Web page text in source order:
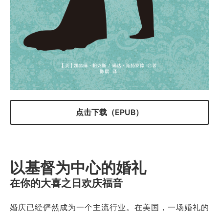
点击下载（EPUB）
以基督为中心的婚礼
在你的大喜之日欢庆福音
婚庆已经俨然成为一个主流行业。在美国，一场婚礼的